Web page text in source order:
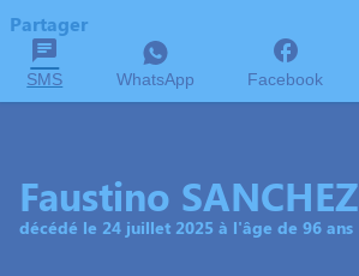
Partager
SMS WhatsApp Facebook
Faustino SANCHEZ
décédé le 24 juillet 2025 à l'âge de 96 ans